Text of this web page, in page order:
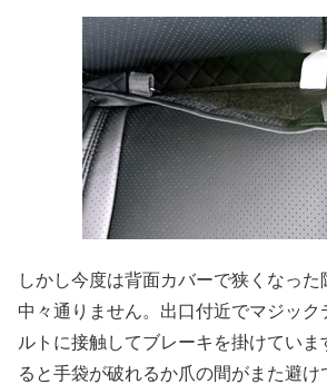
しかし今度は背面カバーで狭くなっ
中々通りません。出口付近でマジック
ルトに接触してブレーキを掛けてい
ると手袋が破れるか爪の間がまた避け